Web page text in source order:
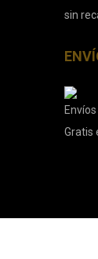
sin
Gratis